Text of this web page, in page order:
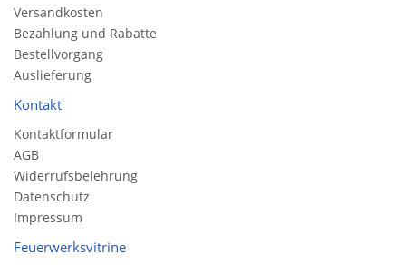
Versandkosten
Bezahlung und Rabatte
Bestellvorgang
Auslieferung
Kontakt
Kontaktformular
AGB
Widerrufsbelehrung
Datenschutz
Impressum
Feuerwerksvitrine